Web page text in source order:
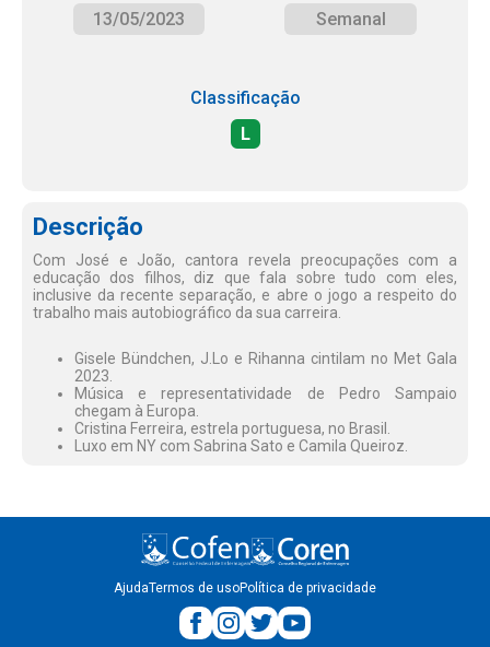
13/05/2023
Semanal
Classificação
L
Descrição
Com José e João, cantora revela preocupações com a
educação dos filhos, diz que fala sobre tudo com eles,
inclusive da recente separação, e abre o jogo a respeito do
trabalho mais autobiográfico da sua carreira.
Gisele Bündchen, J.Lo e Rihanna cintilam no Met Gala
2023.
Música e representatividade de Pedro Sampaio
chegam à Europa.
Cristina Ferreira, estrela portuguesa, no Brasil.
Luxo em NY com Sabrina Sato e Camila Queiroz.
AjudaTermos de usoPolítica de privacidade